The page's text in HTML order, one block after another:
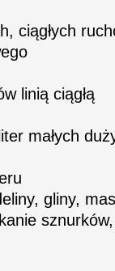
ciągłych
linią ciągłą
małych
gliny,